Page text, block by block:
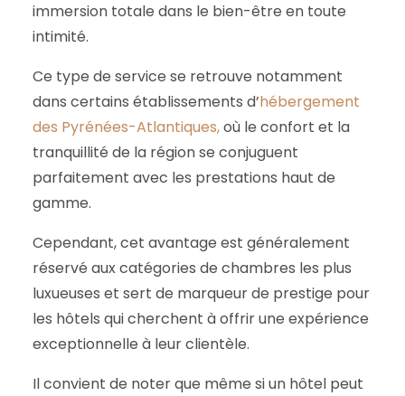
immersion totale dans le bien-être en toute
intimité.
Ce type de service se retrouve notamment
dans certains établissements d’hébergement
des Pyrénées-Atlantiques,où le confort et la
tranquillité de la région se conjuguent
parfaitement avec les prestations haut de
gamme.
Cependant, cet avantage est généralement
réservé aux catégories de chambres les plus
luxueuses et sert de marqueur de prestige pour
les hôtels qui cherchent à offrir une expérience
exceptionnelle à leur clientèle.
Il convient de noter que même si un hôtel peut